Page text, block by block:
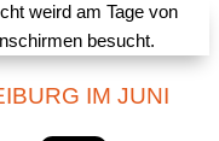
IM JUNI